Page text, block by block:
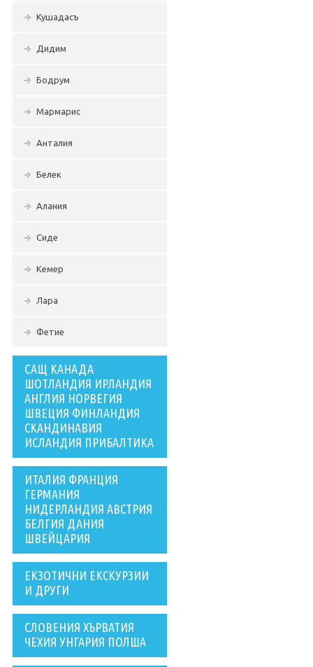
Кушадасъ
Дидим
Бодрум
Мармарис
Анталия
Белек
Алания
Сиде
Кемер
Лара
Фетие
САЩ КАНАДА
ШОТЛАНДИЯ ИРЛАНДИЯ
АНГЛИЯ НОРВЕГИЯ
ШВЕЦИЯ ФИНЛАНДИЯ
СКАНДИНАВИЯ
ИСЛАНДИЯ ПРИБАЛТИКА
ИТАЛИЯ ФРАНЦИЯ
ГЕРМАНИЯ
НИДЕРЛАНДИЯ АВСТРИЯ
БЕЛГИЯ ДАНИЯ
ШВЕЙЦАРИЯ
ЕКЗОТИЧНИ ЕКСКУРЗИИ
И ДРУГИ
СЛОВЕНИЯ ХЪРВАТИЯ
ЧЕХИЯ УНГАРИЯ ПОЛША